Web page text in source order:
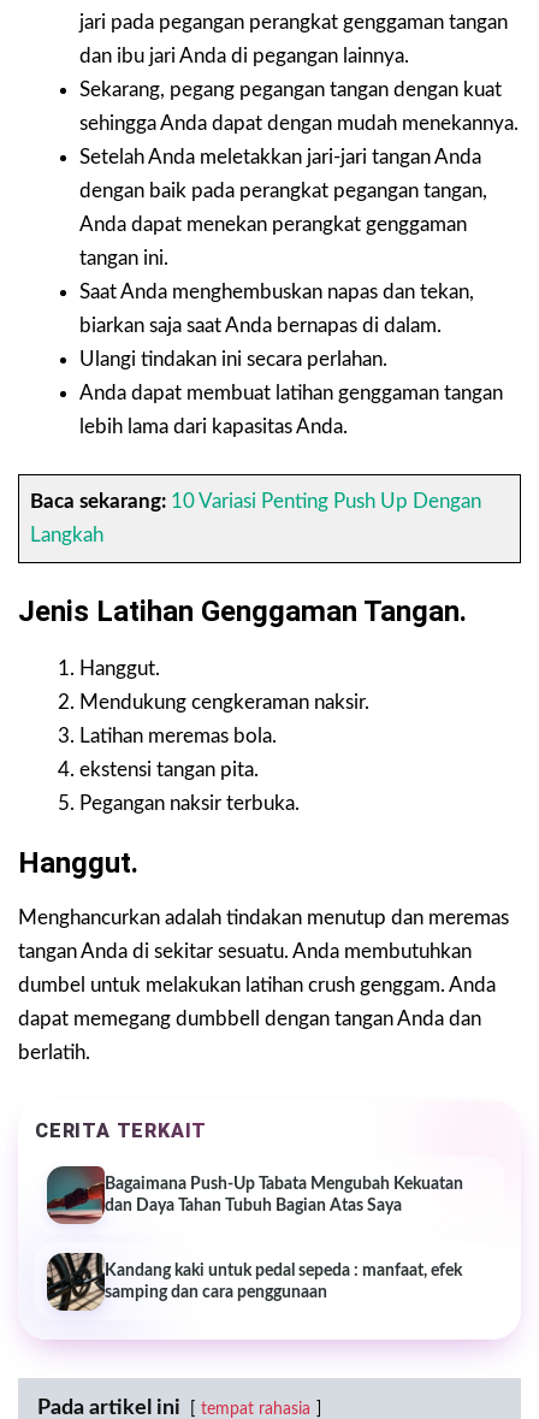
jari pada pegangan perangkat genggaman tangan
dan ibu jari Anda di pegangan lainnya.
Sekarang, pegang pegangan tangan dengan kuat
sehingga Anda dapat dengan mudah menekannya.
Setelah Anda meletakkan jari-jari tangan Anda
dengan baik pada perangkat pegangan tangan,
Anda dapat menekan perangkat genggaman
tangan ini.
Saat Anda menghembuskan napas dan tekan,
biarkan saja saat Anda bernapas di dalam.
Ulangi tindakan ini secara perlahan.
Anda dapat membuat latihan genggaman tangan
lebih lama dari kapasitas Anda.
Baca sekarang: 10 Variasi Penting Push Up Dengan
Langkah
Jenis Latihan Genggaman Tangan.
Hanggut.
Mendukung cengkeraman naksir.
Latihan meremas bola.
ekstensi tangan pita.
Pegangan naksir terbuka.
Hanggut.
Menghancurkan adalah tindakan menutup dan meremas
tangan Anda di sekitar sesuatu. Anda membutuhkan
dumbel untuk melakukan latihan crush genggam. Anda
dapat memegang dumbbell dengan tangan Anda dan
berlatih.
CERITA TERKAIT
Bagaimana Push-Up Tabata Mengubah Kekuatan
dan Daya Tahan Tubuh Bagian Atas Saya
Kandang kaki untuk pedal sepeda : manfaat, efek
samping dan cara penggunaan
Pada artikel ini tempat rahasia